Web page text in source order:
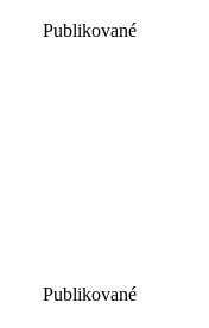
Publikované
Publikované